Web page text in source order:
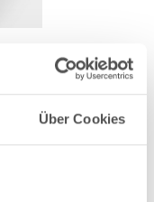
Über Cookies